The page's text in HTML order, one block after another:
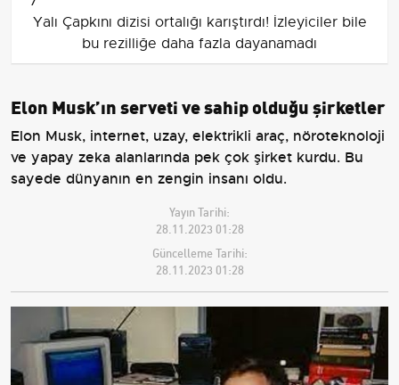
Yalı Çapkını dizisi ortalığı karıştırdı! İzleyiciler bile
bu rezilliğe daha fazla dayanamadı
Elon Musk’ın serveti ve sahip olduğu şirketler
Elon Musk, internet, uzay, elektrikli araç, nöroteknoloji
ve yapay zeka alanlarında pek çok şirket kurdu. Bu
sayede dünyanın en zengin insanı oldu.
Yayın Tarihi:
28.11.2023 01:28
Güncelleme Tarihi:
28.11.2023 01:28